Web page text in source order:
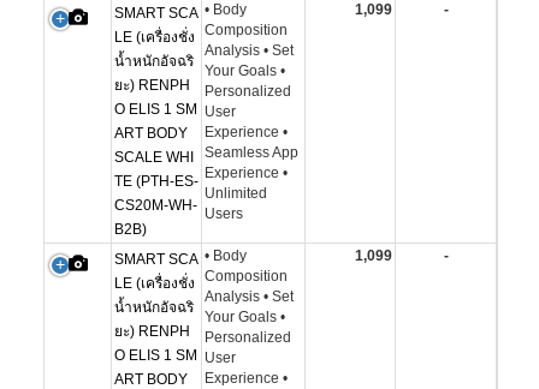
SMART SCA
LE (เครื่องชั่ง
น้ำหนักอัจฉริ
ยะ) RENPH
O ELIS 1 SM
ART BODY
SCALE WHI
TE (PTH-ES-
CS20M-WH-
B2B)
• Body
Composition
Analysis • Set
Your Goals •
Personalized
User
Experience •
Seamless App
Experience •
Unlimited
Users
1,099 -
SMART SCA
LE (เครื่องชั่ง
น้ำหนักอัจฉริ
ยะ) RENPH
O ELIS 1 SM
ART BODY
• Body
Composition
Analysis • Set
Your Goals •
Personalized
User
Experience •
1,099 -